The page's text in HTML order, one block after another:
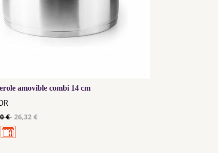
amovible combi 14 cm
€ 26,32 €